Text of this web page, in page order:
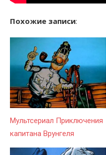
Похожие записи:
Мультсериал Приключения
капитана Врунгеля